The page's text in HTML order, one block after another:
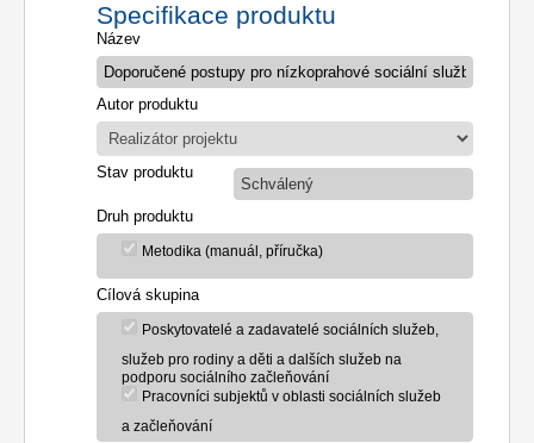
Specifikace produktu
Název
Autor produktu
Stav produktu
Schválený
Druh produktu
Metodika (manuál, příručka)
Cílová skupina
Poskytovatelé a zadavatelé sociálních služeb,
služeb pro rodiny a děti a dalších služeb na
podporu sociálního začleňování
Pracovníci subjektů v oblasti sociálních služeb
a začleňování